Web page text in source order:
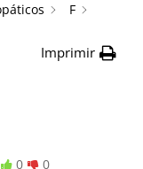
F
Imprimir
0 0